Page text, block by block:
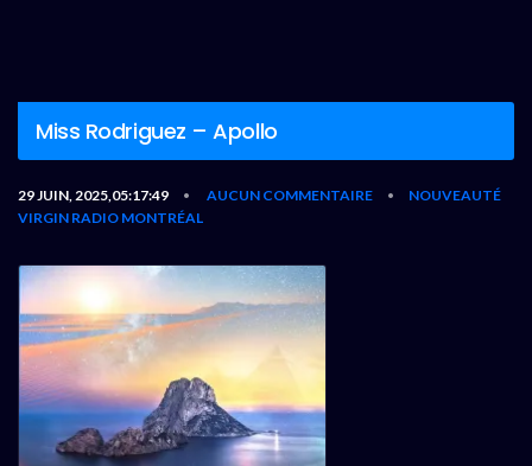
Miss Rodriguez – Apollo
29 JUIN, 2025,05:17:49 • AUCUN COMMENTAIRE •
NOUVEAUTÉ
VIRGIN RADIO MONTRÉAL